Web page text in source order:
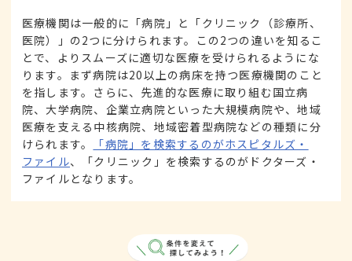
医療機関は一般的に「病院」と「クリニック（診療所、
医院）」の2つに分けられます。この2つの違いを知るこ
とで、よりスムーズに適切な医療を受けられるようにな
ります。まず病院は20以上の病床を持つ医療機関のこと
を指します。さらに、先進的な医療に取り組む国立病
院、大学病院、企業立病院といった大規模病院や、地域
医療を支える中核病院、地域密着型病院などの種類に分
けられます。
「病院」を検索するのがホスピタルズ・
ファイル、「クリニック」を検索するのがドクターズ・
ファイルとなります。